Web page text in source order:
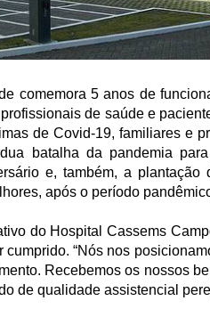
comemora 5 anos de
de saúde e
de Covid-19, familiares e
batalha da pandemia
e, também, a
após o período
do Hospital Cassems
“Nós nos
Recebemos os nossos
de qualidade assistencial